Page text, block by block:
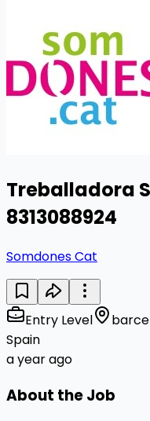
Treballadora
8313088924
Somdones Cat
Entry Level
Spain
a year ago
About the Job